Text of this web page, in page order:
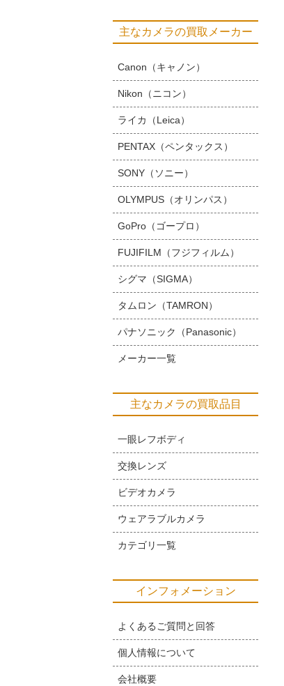
主なカメラの買取メーカー
Canon（キャノン）
Nikon（ニコン）
ライカ（Leica）
PENTAX（ペンタックス）
SONY（ソニー）
OLYMPUS（オリンパス）
GoPro（ゴープロ）
FUJIFILM（フジフィルム）
シグマ（SIGMA）
タムロン（TAMRON）
パナソニック（Panasonic）
メーカー一覧
主なカメラの買取品目
一眼レフボディ
交換レンズ
ビデオカメラ
ウェアラブルカメラ
カテゴリ一覧
インフォメーション
よくあるご質問と回答
個人情報について
会社概要